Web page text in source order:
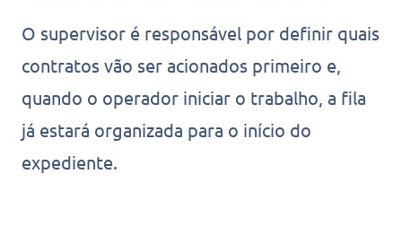
O supervisor é responsável por definir quais
contratos vão ser acionados primeiro e,
quando o operador iniciar o trabalho, a fila
já estará organizada para o início do
expediente.